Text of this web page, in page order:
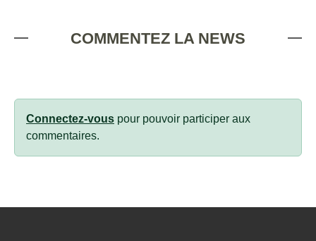
COMMENTEZ LA NEWS
Connectez-vous pour pouvoir participer aux
commentaires.